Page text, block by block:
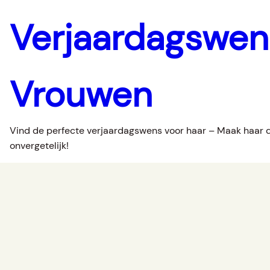
Vrouwen
Vind de perfecte verjaardagswens voor haar – Maak haar
onvergetelijk!